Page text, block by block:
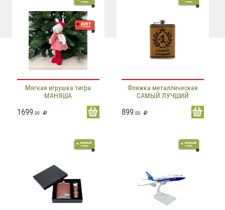
Мягкая игрушка тигра
МАНЯША
1699 .00
Фляжка металлическая
САМЫЙ ЛУЧШИЙ
899.00